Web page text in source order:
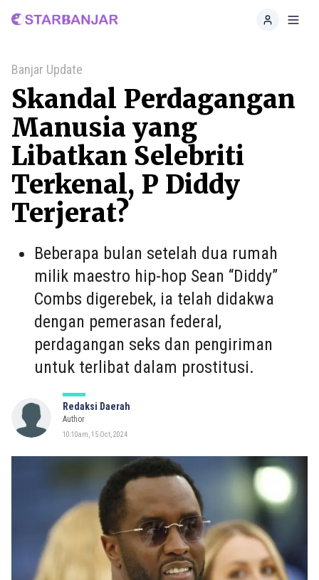
Home
Banjar Update
Skandal Perdagangan
Manusia yang
Libatkan Selebriti
Terkenal, P Diddy
Terjerat?
Beberapa bulan setelah dua rumah
milik maestro hip-hop Sean “Diddy”
Combs digerebek, ia telah didakwa
dengan pemerasan federal,
perdagangan seks dan pengiriman
untuk terlibat dalam prostitusi.
Redaksi Daerah
Author
10:10am, 15 Oct, 2024